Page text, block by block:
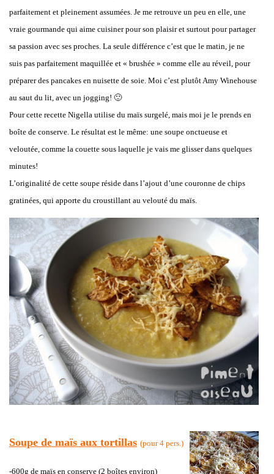
parfaitement et pleinement assumées. Je me retrouve un peu en elle, une
vraie gourmande qui aime cuisiner pour son plaisir et surtout pour partager
sa passion avec ses proches. La seule différence c’est que le matin, je ne
suis pas parfaitement maquillée et « brushée » comme elle au réveil, pour
préparer des pancakes en nuisette de soie. Moi c’est plutôt Amy Winehouse
au saut du lit, avec un jogging! 🙂
Pour cette recette Nigella utilise du maïs surgelé, mais moi je le prends en
boîte de conserve. Le résultat est le même: une soupe onctueuse et
veloutée, comme la couette sous laquelle je vais me glisser dans quelques
minutes!
L’originalité de cette soupe réside dans l’ajout d’une couronne de chips
gratinées, qui apporte du croustillant au velouté du maïs.
Soupe de maïs aux tortillas (pour 4 pers.)
-600g de maïs en conserve (2 boîtes environ)